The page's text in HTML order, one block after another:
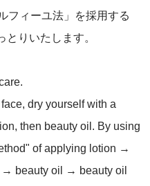
フィーユ法」を採用する
とりいたします。
dry yourself with a
then beauty oil. By using
of applying lotion →
beauty oil → beauty oil